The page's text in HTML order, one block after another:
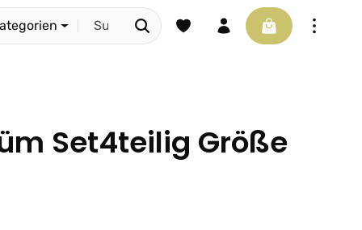
Du hast 0 Produkte auf dem
Warenkorb
Set4teilig Größe